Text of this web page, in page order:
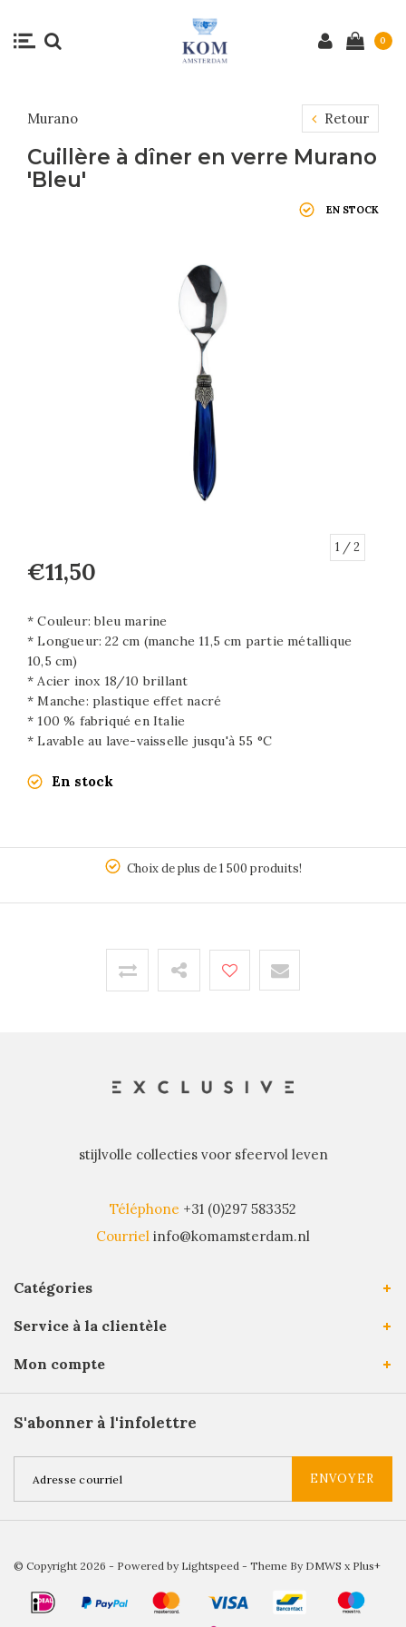
0
Murano Retour
Cuillère à dîner en verre Murano
'Bleu'
EN STOCK
1 / 2
€11,50
* Couleur: bleu marine
* Longueur: 22 cm (manche 11,5 cm partie métallique
10,5 cm)
* Acier inox 18/10 brillant
* Manche: plastique effet nacré
* 100 % fabriqué en Italie
* Lavable au lave-vaisselle jusqu'à 55 °C
En stock
Choix de plus de 1 500 produits!
stijlvolle collecties voor sfeervol leven
Téléphone +31 (0)297 583352
Courriel info@komamsterdam.nl
Catégories
Service à la clientèle
Mon compte
S'abonner à l'infolettre
ENVOYER
© Copyright 2026 - Powered by Lightspeed - Theme By DMWS x Plus+